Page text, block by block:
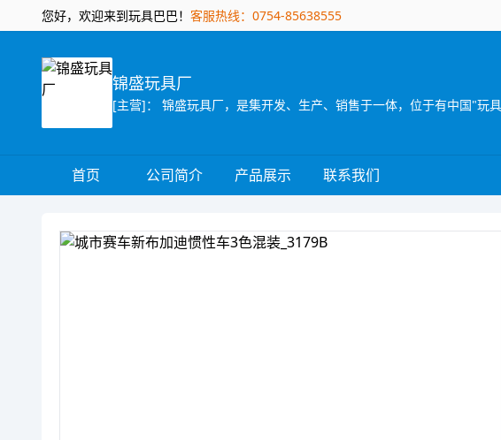
您好，欢迎来到玩具巴巴！ 客服热线：0754-85638555
锦盛玩具厂
首页 公司简介 产品展示 联系我们